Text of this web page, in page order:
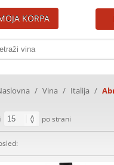
KORPA
/ Vina / Italija /
po strani